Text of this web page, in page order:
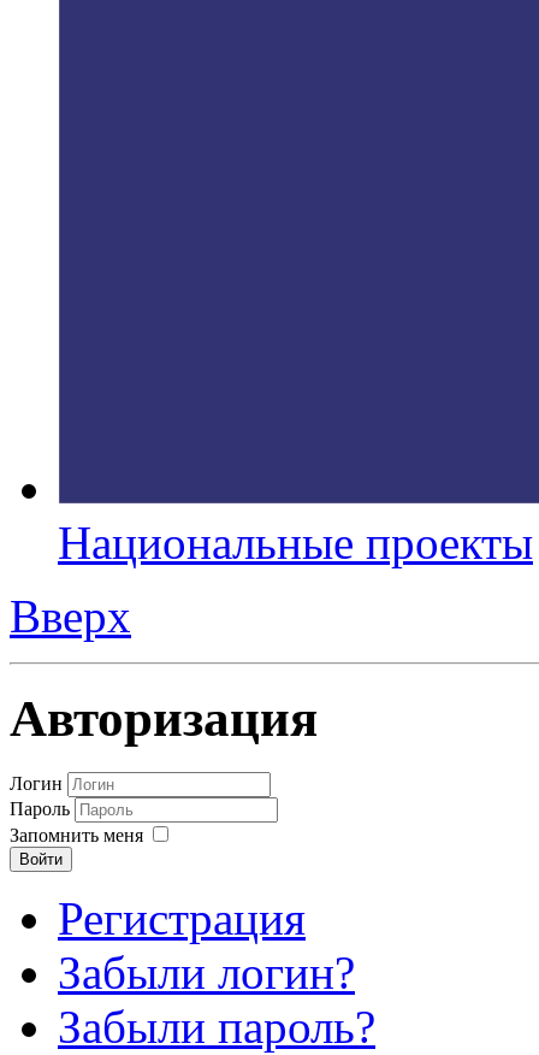
Национальные проекты
Вверх
Авторизация
Логин
Пароль
Запомнить меня
Войти
Регистрация
Забыли логин?
Забыли пароль?